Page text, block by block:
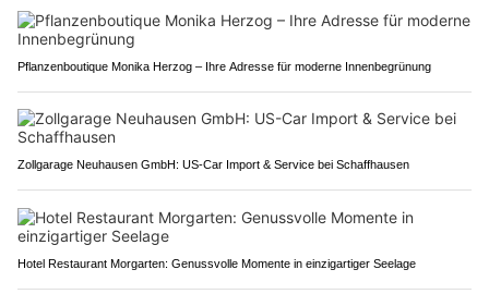
Pflanzenboutique Monika Herzog – Ihre Adresse für moderne Innenbegrünung
Zollgarage Neuhausen GmbH: US-Car Import & Service bei Schaffhausen
Hotel Restaurant Morgarten: Genussvolle Momente in einzigartiger Seelage